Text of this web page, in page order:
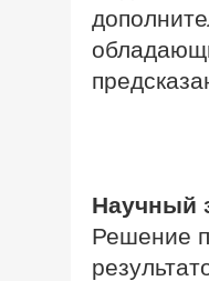
Научный
Решение